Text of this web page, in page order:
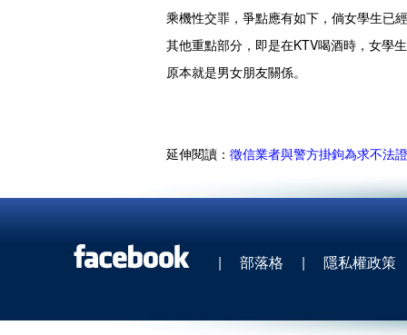
乘機性交罪，爭點應有如下，倘女學生已
其他重點部分，即是在KTV喝酒時，女學
原本就是男女朋友關係。
延伸閱讀： 徵信業者與警方掛鉤為求不法
| 部落格 | 隱私權政策